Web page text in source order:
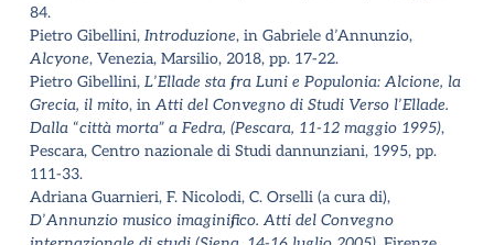
84.
Pietro Gibellini, Introduzione, in Gabriele d’Annunzio,
Alcyone, Venezia, Marsilio, 2018, pp. 17-22.
Pietro Gibellini, L’Ellade sta fra Luni e Populonia: Alcione, la
Grecia, il mito, inAtti del Convegno di Studi Verso l’Ellade.
Dalla “città morta” a Fedra, (Pescara, 11-12 maggio 1995),
Pescara, Centro nazionale di Studi dannunziani, 1995, pp.
111-33.
Adriana Guarnieri, F. Nicolodi, C. Orselli (a cura di),
D’Annunzio musico imaginifico. Atti del Convegno